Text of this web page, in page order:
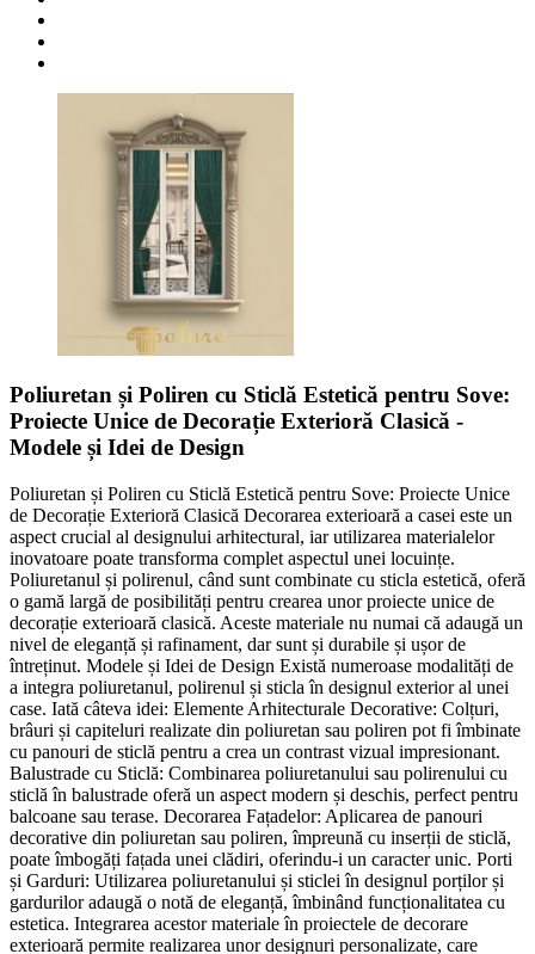
Poliuretan și Poliren cu Sticlă Estetică pentru Sove:
Proiecte Unice de Decorație Exterioră Clasică -
Modele și Idei de Design
Poliuretan și Poliren cu Sticlă Estetică pentru Sove: Proiecte Unice
de Decorație Exterioră Clasică Decorarea exterioară a casei este un
aspect crucial al designului arhitectural, iar utilizarea materialelor
inovatoare poate transforma complet aspectul unei locuințe.
Poliuretanul și polirenul, când sunt combinate cu sticla estetică, oferă
o gamă largă de posibilități pentru crearea unor proiecte unice de
decorație exterioară clasică. Aceste materiale nu numai că adaugă un
nivel de eleganță și rafinament, dar sunt și durabile și ușor de
întreținut. Modele și Idei de Design Există numeroase modalități de
a integra poliuretanul, polirenul și sticla în designul exterior al unei
case. Iată câteva idei: Elemente Arhitecturale Decorative: Colțuri,
brâuri și capiteluri realizate din poliuretan sau poliren pot fi îmbinate
cu panouri de sticlă pentru a crea un contrast vizual impresionant.
Balustrade cu Sticlă: Combinarea poliuretanului sau polirenului cu
sticlă în balustrade oferă un aspect modern și deschis, perfect pentru
balcoane sau terase. Decorarea Fațadelor: Aplicarea de panouri
decorative din poliuretan sau poliren, împreună cu inserții de sticlă,
poate îmbogăți fațada unei clădiri, oferindu-i un caracter unic. Porti
și Garduri: Utilizarea poliuretanului și sticlei în designul porților și
gardurilor adaugă o notă de eleganță, îmbinând funcționalitatea cu
estetica. Integrarea acestor materiale în proiectele de decorare
exterioară permite realizarea unor designuri personalizate, care